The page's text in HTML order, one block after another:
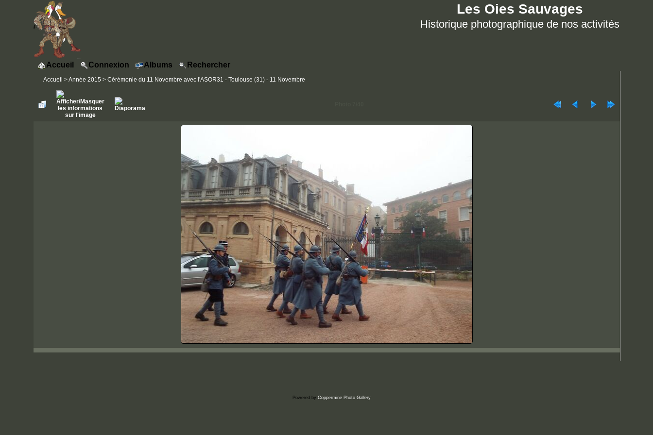
Les Oies Sauvages
Historique photographique de nos activités
Accueil Connexion Albums Rechercher
Accueil >Année 2015 > Cérémonie du 11 Novembre avec l'ASOR31 - Toulouse (31) - 11 Novembre
Powered by Coppermine Photo Gallery